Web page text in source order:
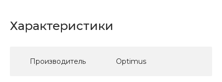
Характеристики
Производитель Optimus